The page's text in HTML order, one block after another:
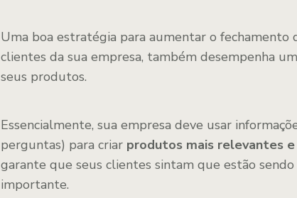
Uma boa estratégia para aumentar o fechamento
clientes da sua empresa, também desempenha
seus produtos.
Essencialmente, sua empresa deve usar
perguntas) para criar produtos mais relevantes
garante que seus clientes sintam que estão
importante.